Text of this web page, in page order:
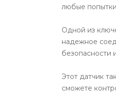
любые
Одной из
надежное
безопасности
Этот датчик
сможете